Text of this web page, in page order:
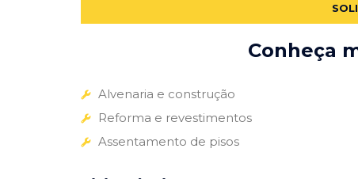
Conheça
Alvenaria e construção
Reforma e revestimentos
Assentamento de pisos